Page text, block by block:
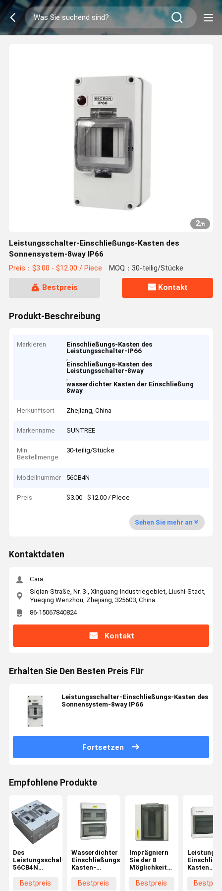
2/6
Leistungsschalter-Einschließungs-Kasten des
Sonnensystem-8way IP66
Preis：$3.00 - $12.00 / Piece MOQ：30-teilig/Stücke
Bestpreis Kontakt
Produkt-Beschreibung
Markieren
Einschließungs-Kasten des
Leistungsschalter-IP66
,
Einschließungs-Kasten des
Leistungsschalter-8way
,
wasserdichter Kasten der Einschließung
8way
Herkunftsort Zhejiang, China
Markenname SUNTREE
Min
Bestellmenge
30-teilig/Stücke
Modellnummer 56CB4N
Preis $3.00 - $12.00 / Piece
Sehen Sie mehr an
Kontaktdaten
Cara
Siqian-Straße, Nr. 3-, Xinguang-Industriegebiet, Liushi-Stadt,
Yueqing Wenzhou, Zhejiang, 325603, China.
86-15067840824
Kontakt
Erhalten Sie Den Besten Preis Für
Leistungsschalter-Einschließungs-Kasten des
Sonnensystem-8way IP66
Fortsetzen
Empfohlene Produkte
Des
Leistungsschalter-
56CB4N
Verteilerkasten
Bestpreis
Wasserdichter
Einschließungs-
Kasten-
Kasten
Bestpreis
Imprägniern
Sie der 8
Möglichkeits-
Einschließungs-
Bestpreis
Kasten
4Ways